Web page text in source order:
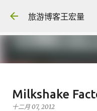
旅游博客王宏量
各大电脑专家
screen Laptop
Milkshake
十二月 07, 2012